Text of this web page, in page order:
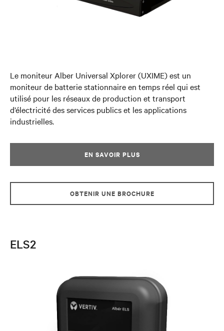
Le moniteur Alber Universal Xplorer (UXIME) est un
moniteur de batterie stationnaire en temps réel qui est
utilisé pour les réseaux de production et transport
d’électricité des services publics et les applications
industrielles.
EN SAVOIR PLUS
OBTENIR UNE BROCHURE
ELS2